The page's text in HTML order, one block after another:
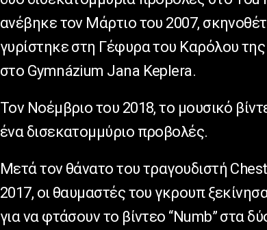
ανέβηκε τον Μάρτιο του 2007,
γυρίστηκε στη Γέφυρα του Καρόλου
στο Gymnázium Jana Keplera.
Τον Νοέμβριο του 2018, το μουσικό
ένα δισεκατομμύριο προβολές.
Μετά τον θάνατο του τραγουδιστή
2017, οι θαυμαστές του γκρουπ
για να φτάσουν το βίντεο “Numb” στα